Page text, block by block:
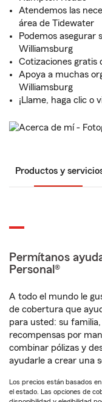
Atendemos las
área de Tidewater
Podemos asegurar
Williamsburg
Cotizaciones gratis
Apoya a muchas
Williamsburg
¡Llame, haga clic o
Productos y
Permítanos
Personal®
A todo el mundo le
de cobertura que
para usted: su
recompensas por
combinar pólizas y
ayudarle a crear una
Los precios están basados
el estado. Las opciones de